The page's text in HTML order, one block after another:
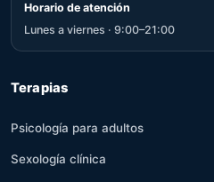
Horario de atención
Lunes a viernes · 9:00–21:00
Terapias
Psicología para adultos
Sexología clínica